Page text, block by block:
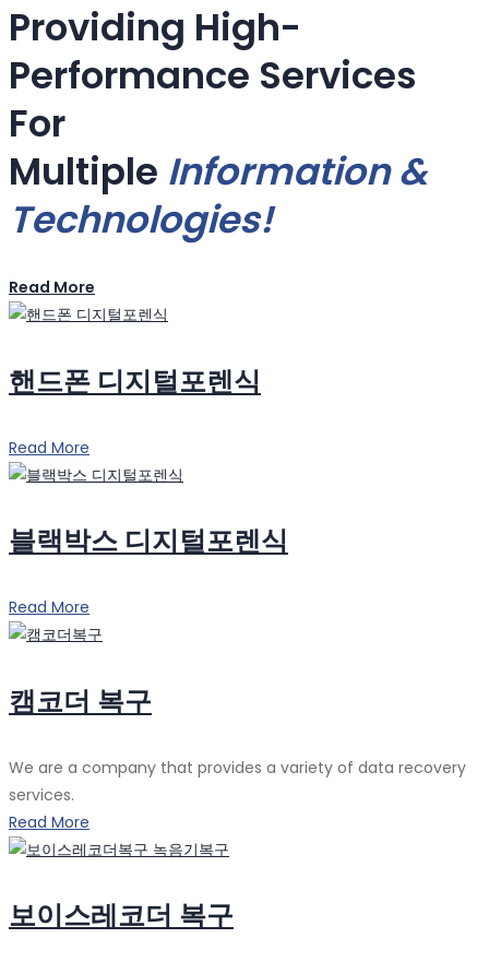
Providing High-
Performance Services
For
Multiple Information &
Technologies!
Read More
핸드폰 디지털포렌식
Read More
블랙박스 디지털포렌식
Read More
캠코더 복구
We are a company that provides a variety of data recovery
services.
Read More
보이스레코더 복구